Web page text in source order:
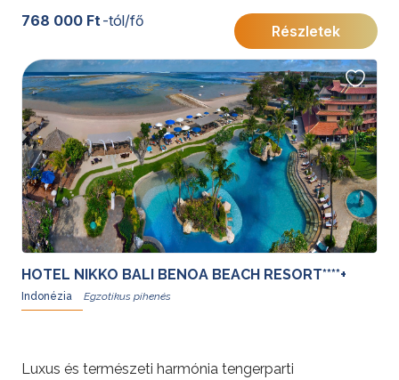
768 000 Ft -tól/fő
Részletek
HOTEL NIKKO BALI BENOA BEACH RESORT****+
Indonézia
Luxus és természeti harmónia tengerparti